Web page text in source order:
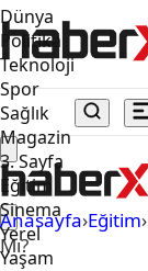
Dünya
Politika
Teknoloji
Spor
Sağlık
Magazin
3. Sayfa
Eğitim
Sinema
Yerel
Yaşam
Anasayfa›Eğitim›
Mı?